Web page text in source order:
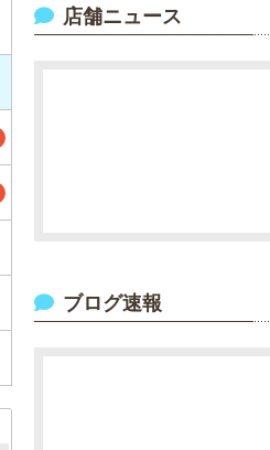
店舗ニュース
ブログ速報